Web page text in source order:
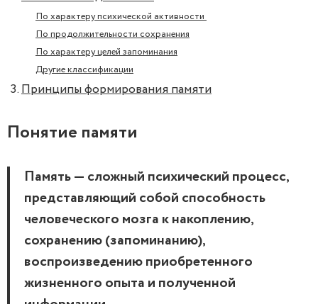
По характеру психической активности
По продолжительности сохранения
По характеру целей запоминания
Другие классификации
Принципы формирования памяти
Понятие памяти
Память — сложный психический процесс,
представляющий собой способность
человеческого мозга к накоплению,
сохранению (запоминанию),
воспроизведению приобретенного
жизненного опыта и полученной